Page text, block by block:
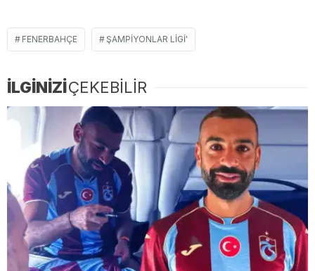
FENERBAHÇE ŞAMPIYONLAR LIGI'
İLGİNİZİÇEKEBİLİR